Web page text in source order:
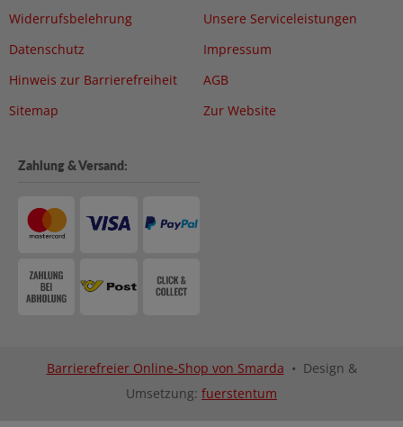
Widerrufsbelehrung
Datenschutz
Hinweis zur Barrierefreiheit
Sitemap
Unsere Serviceleistungen
Impressum
AGB
Zur Website
Zahlung & Versand:
Barrierefreier Online-Shop von Smarda • Design &
Umsetzung: fuerstentum